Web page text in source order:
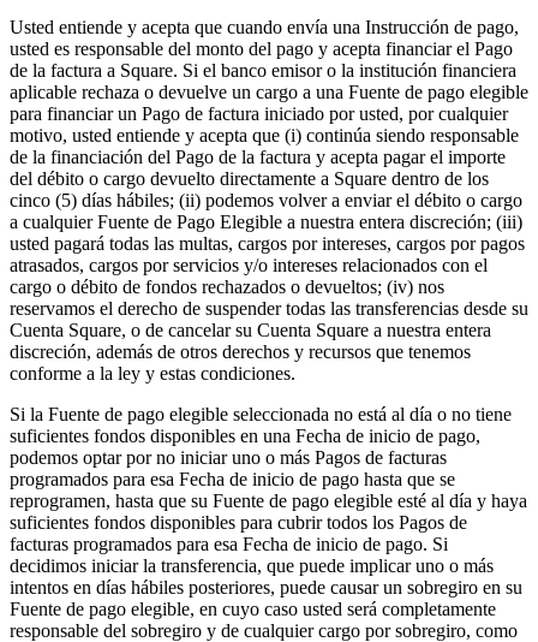
Mensajes
Square AI
Crea informes
Programas de fidelidad
Directorio de clientes
Tarjetas de regalo
Photo Studio
Marketplace
Contratos
Descubrir
Turnos
Nómina
Acceso avanzado
Comunicación del equipo
Descubrir
Servicios Bancarios
Usted entiende y acepta que cuando envía una Instrucción de pago,
usted es responsable del monto del pago y acepta financiar el Pago
de la factura a Square. Si el banco emisor o la institución financiera
aplicable rechaza o devuelve un cargo a una Fuente de pago elegible
para financiar un Pago de factura iniciado por usted, por cualquier
motivo, usted entiende y acepta que (i) continúa siendo responsable
de la financiación del Pago de la factura y acepta pagar el importe
del débito o cargo devuelto directamente a Square dentro de los
cinco (5) días hábiles; (ii) podemos volver a enviar el débito o cargo
a cualquier Fuente de Pago Elegible a nuestra entera discreción; (iii)
usted pagará todas las multas, cargos por intereses, cargos por pagos
atrasados, cargos por servicios y/o intereses relacionados con el
cargo o débito de fondos rechazados o devueltos; (iv) nos
reservamos el derecho de suspender todas las transferencias desde su
Cuenta Square, o de cancelar su Cuenta Square a nuestra entera
discreción, además de otros derechos y recursos que tenemos
conforme a la ley y estas condiciones.
Si la Fuente de pago elegible seleccionada no está al día o no tiene
suficientes fondos disponibles en una Fecha de inicio de pago,
podemos optar por no iniciar uno o más Pagos de facturas
programados para esa Fecha de inicio de pago hasta que se
reprogramen, hasta que su Fuente de pago elegible esté al día y haya
suficientes fondos disponibles para cubrir todos los Pagos de
facturas programados para esa Fecha de inicio de pago. Si
decidimos iniciar la transferencia, que puede implicar uno o más
intentos en días hábiles posteriores, puede causar un sobregiro en su
Fuente de pago elegible, en cuyo caso usted será completamente
responsable del sobregiro y de cualquier cargo por sobregiro, como